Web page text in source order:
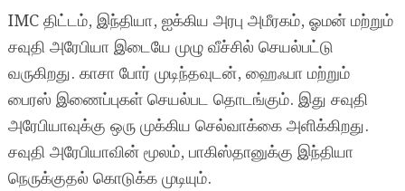
IMC திட்டம், இந்தியா, ஐக்கிய அரபு அமீரகம், ஓமன் மற்றும்
சவுதி அரேபியா இடையே முழு வீச்சில் செயல்பட்டு
வருகிறது. காசா போர் முடிந்தவுடன், ஹைஃபா மற்றும்
பைரஸ் இணைப்புகள் செயல்பட தொடங்கும். இது சவுதி
அரேபியாவுக்கு ஒரு முக்கிய செல்வாக்கை அளிக்கிறது.
சவுதி அரேபியாவின் மூலம், பாகிஸ்தானுக்கு இந்தியா
நெருக்குதல் கொடுக்க முடியும்.